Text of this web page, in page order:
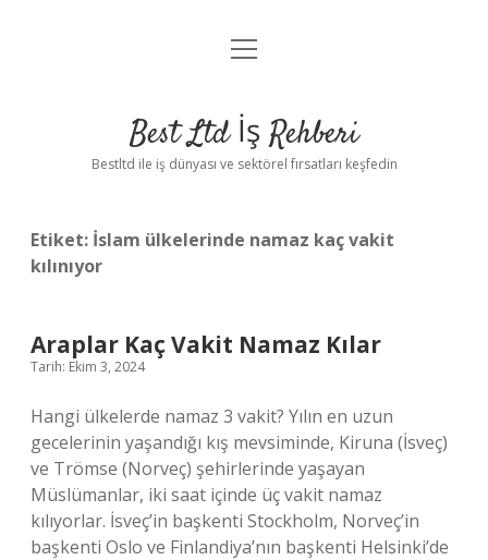
Anasayfa
Yasal Uyarı
menüyü
Best Ltd İş Rehberi
Bestltd ile iş dünyası ve sektörel fırsatları keşfedin
Etiket: İslam ülkelerinde namaz kaç vakit
kılınıyor
Araplar Kaç Vakit Namaz Kılar
Tarih: Ekim 3, 2024
Hangi ülkelerde namaz 3 vakit? Yılın en uzun
gecelerinin yaşandığı kış mevsiminde, Kiruna (İsveç)
ve Trömse (Norveç) şehirlerinde yaşayan
Müslümanlar, iki saat içinde üç vakit namaz
kılıyorlar. İsveç’in başkenti Stockholm, Norveç’in
başkenti Oslo ve Finlandiya’nın başkenti Helsinki’de